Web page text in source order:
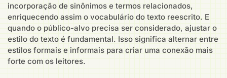
incorporação de sinônimos e termos relacionados,
enriquecendo assim o vocabulário do texto reescrito. E
quando o público-alvo precisa ser considerado, ajustar o
estilo do texto é fundamental. Isso significa alternar entre
estilos formais e informais para criar uma conexão mais
forte com os leitores.